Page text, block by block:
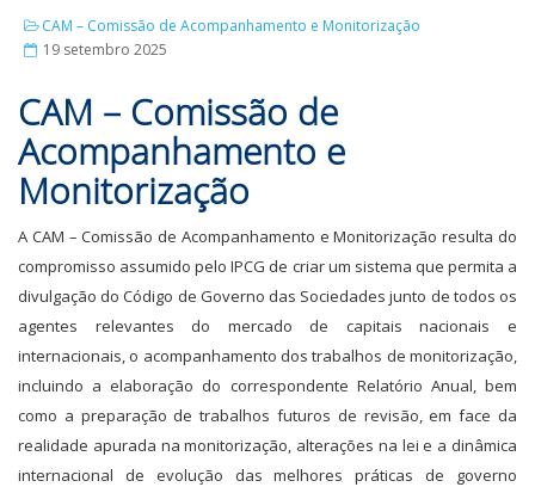
CAM – Comissão de Acompanhamento e Monitorização
19 setembro 2025
CAM – Comissão de
Acompanhamento e
Monitorização
A CAM – Comissão de Acompanhamento e Monitorização resulta do
compromisso assumido pelo IPCG de criar um sistema que permita a
divulgação do Código de Governo das Sociedades junto de todos os
agentes relevantes do mercado de capitais nacionais e
internacionais, o acompanhamento dos trabalhos de monitorização,
incluindo a elaboração do correspondente Relatório Anual, bem
como a preparação de trabalhos futuros de revisão, em face da
realidade apurada na monitorização, alterações na lei e a dinâmica
internacional de evolução das melhores práticas de governo